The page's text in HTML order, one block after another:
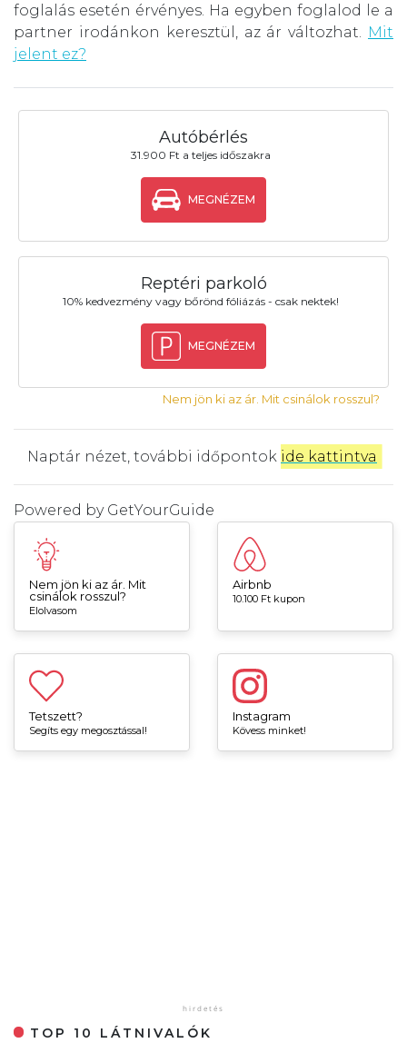
foglalás esetén érvényes. Ha egyben foglalod le a
partner irodánkon keresztül, az ár változhat.
Mit
jelent ez?
Autóbérlés
31.900 Ft a teljes időszakra
MEGNÉZEM
Reptéri parkoló
10% kedvezmény vagy bőrönd fóliázás - csak nektek!
MEGNÉZEM
Nem jön ki az ár. Mit csinálok rosszul?
Naptár nézet, további időpontok ide kattintva
Powered by GetYourGuide
Nem jön ki az ár. Mit
csinálok rosszul?
Elolvasom
Airbnb
10.100 Ft kupon
Tetszett?
Segíts egy megosztással!
Instagram
Kövess minket!
TOP 10 LÁTNIVALÓK